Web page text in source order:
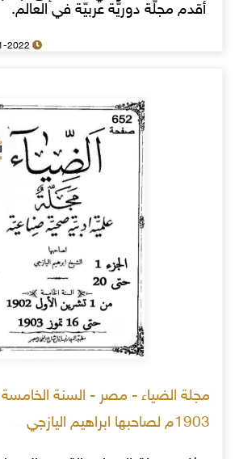
أقدم مجلّة دوريّة عربيّة في العالم.
24-11-2022
1903م لصاحبها ابراهيم اليازجي